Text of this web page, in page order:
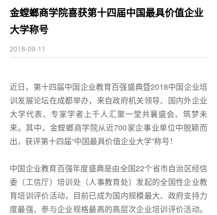
金螳螂商学院喜获第十四届中国最具价值企业
大学称号
2018-09-11
近日，第十四届中国企业教育百强盛典暨2018中国企业培
训发展论坛在成都举办，来自政府机关领导、国内外企业
大学代表、专家学者上千人汇聚一堂共襄盛会、筑梦未
来。其中，金螳螂商学院从近700家企事业单位中脱颖而
出，获评第十四届“中国最具价值企业大学”称号！
中国企业教育百强年度盛典是由全国22个省市自治区经信
委（工信厅）培训处（人事教育处）发起的全国性企业教
育培训评价活动，目前已成为国内规模最大、政府支持力
度最强、参与企业规格最高的高层次企业培训评价活动。